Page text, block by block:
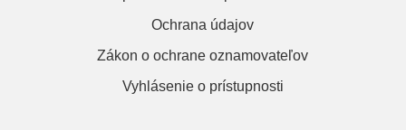
Ochrana údajov
Zákon o ochrane oznamovateľov
Vyhlásenie o prístupnosti